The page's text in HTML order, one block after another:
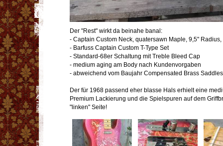
Der "Rest" wirkt da beinahe banal:
- Captain Custom Neck, quatersawn Maple, 9,5"
- Barfuss Captain Custom T-Type Set
- Standard-68er Schaltung mit Treble Bleed Cap
- medium aging am Body nach Kundenvorgaben
- abweichend vom Baujahr Compensated Brass
Der für 1968 passend eher blasse Hals erhielt eine
Premium Lackierung und die Spielspuren auf dem
"linken" Seite!